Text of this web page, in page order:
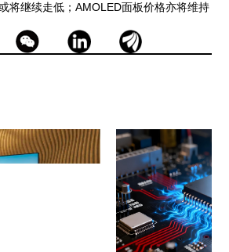
将继续走低；AMOLED面板价格亦将维持